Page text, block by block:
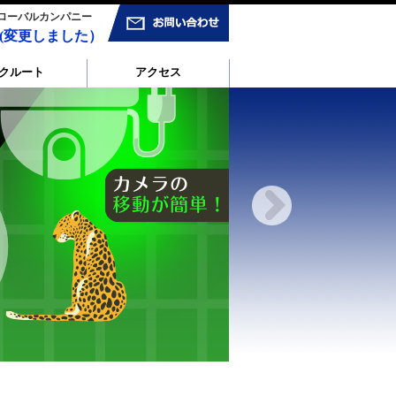
ーバルカンパニー
更しました）
ルート アクセス